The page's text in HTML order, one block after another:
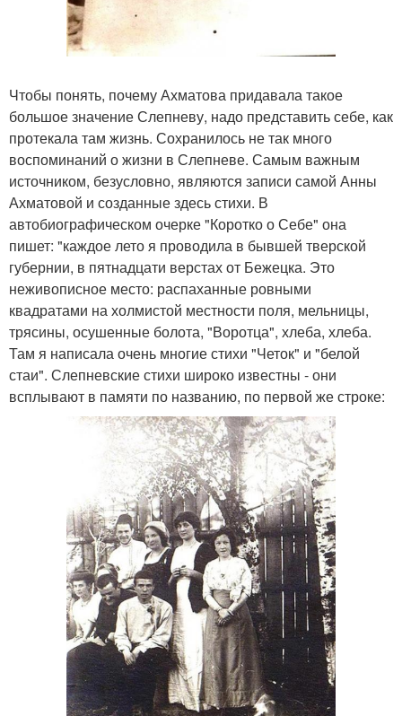
Чтобы понять, почему Ахматова придавала такое
большое значение Слепневу, надо представить себе, как
протекала там жизнь. Сохранилось не так много
воспоминаний о жизни в Слепневе. Самым важным
источником, безусловно, являются записи самой Анны
Ахматовой и созданные здесь стихи. В
автобиографическом очерке "Коротко о Себе" она
пишет: "каждое лето я проводила в бывшей тверской
губернии, в пятнадцати верстах от Бежецка. Это
неживописное место: распаханные ровными
квадратами на холмистой местности поля, мельницы,
трясины, осушенные болота, "Воротца", хлеба, хлеба.
Там я написала очень многие стихи "Четок" и "белой
стаи". Слепневские стихи широко известны - они
всплывают в памяти по названию, по первой же строке: